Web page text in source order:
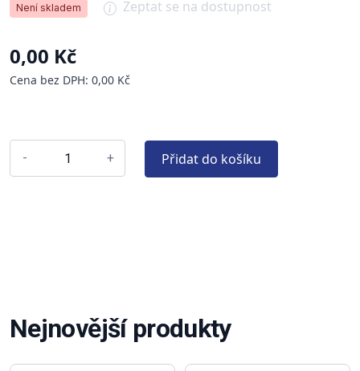
Není skladem Zeptat se na dostupnost
0,00 Kč
Cena bez DPH: 0,00 Kč
- + Přidat do košíku
Nejnovější produkty